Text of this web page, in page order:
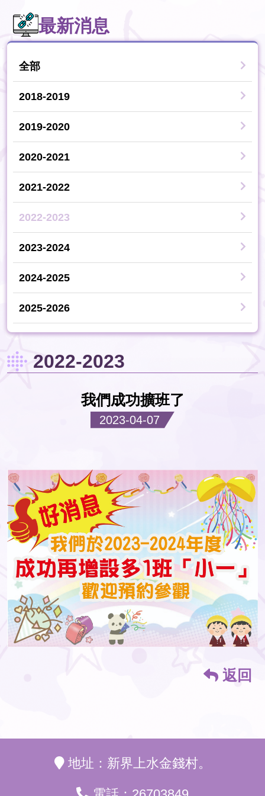
最新消息
全部
2018-2019
2019-2020
2020-2021
2021-2022
2022-2023
2023-2024
2024-2025
2025-2026
2022-2023
我們成功擴班了
2023-04-07
返回
地址：新界上水金錢村。